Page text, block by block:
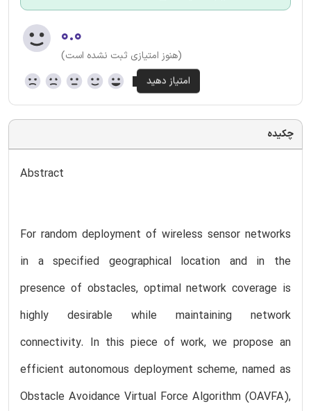
۰.۰
(هنوز امتیازی ثبت نشده است)
چکیده
Abstract
For random deployment of wireless sensor networks
in a specified geographical location and in the
presence of obstacles, optimal network coverage is
highly desirable while maintaining network
connectivity. In this piece of work, we propose an
efficient autonomous deployment scheme, named as
Obstacle Avoidance Virtual Force Algorithm (OAVFA),